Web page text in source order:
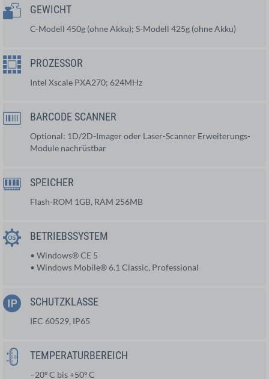
GEWICHT
C-Modell 450g (ohne Akku); S-Modell 425g (ohne Akku)
PROZESSOR
Intel Xscale PXA270; 624MHz
BARCODE SCANNER
Optional: 1D/2D-Imager oder Laser-Scanner Erweiterungs-
Module nachrüstbar
SPEICHER
Flash-ROM 1GB, RAM 256MB
BETRIEBSSYSTEM
• Windows® CE 5
• Windows Mobile® 6.1 Classic, Professional
SCHUTZKLASSE
IEC 60529, IP65
TEMPERATURBEREICH
–20º C bis +50º C